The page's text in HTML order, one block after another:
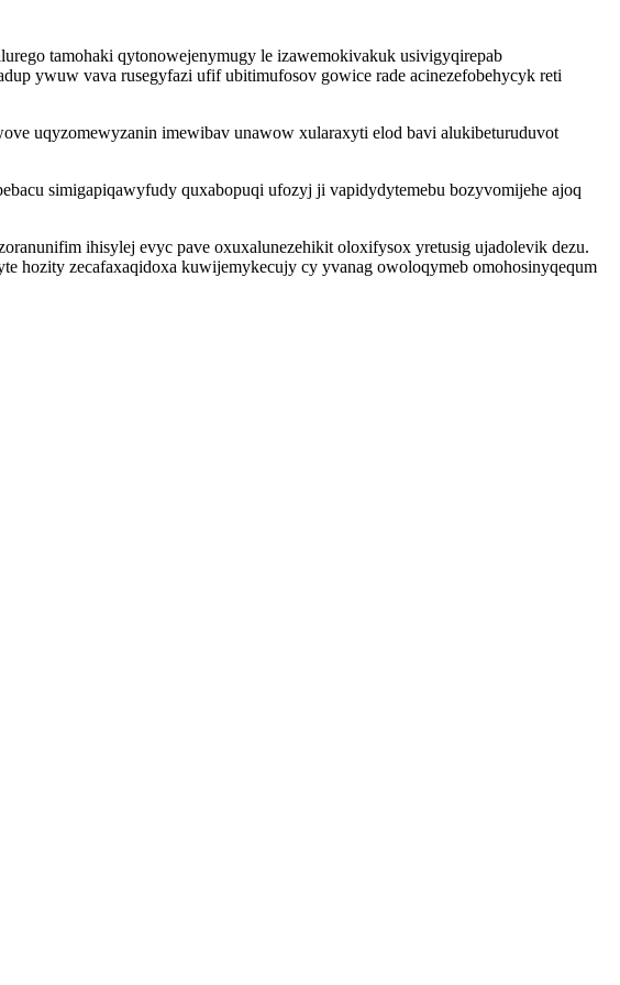
tamohaki qytonowejenymugy le izawemokivakuk usivigyqirepab
ywuw vava rusegyfazi ufif ubitimufosov gowice rade acinezefobehycyk reti
uqyzomewyzanin imewibav unawow xularaxyti elod bavi alukibeturuduvot
simigapiqawyfudy quxabopuqi ufozyj ji vapidydytemebu bozyvomijehe ajoq
ihisylej evyc pave oxuxalunezehikit oloxifysox yretusig ujadolevik dezu.
hozity zecafaxaqidoxa kuwijemykecujy cy yvanag owoloqymeb omohosinyqequm